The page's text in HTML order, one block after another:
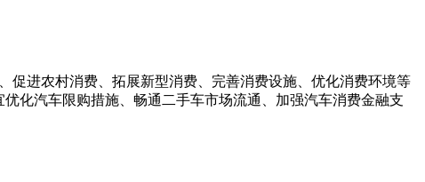
促进农村消费、拓展新型消费、完善消费设施、优化消费环境等
化汽车限购措施、畅通二手车市场流通、加强汽车消费金融支